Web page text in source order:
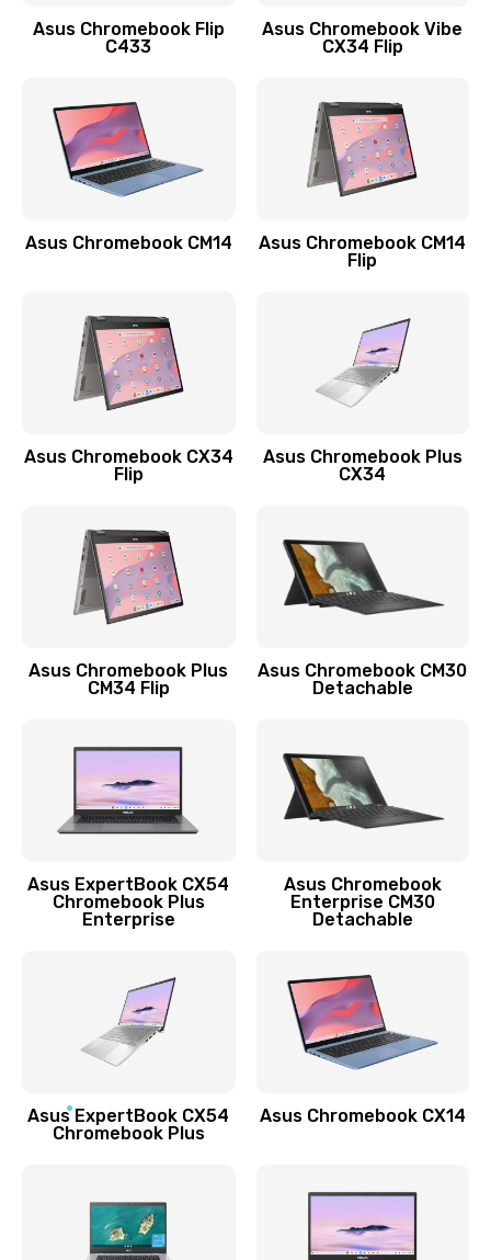
Заказать
Замена разъема зарядки (питания)
390 руб.
Замена разъёма наушников (гарнитуры)
Замена кнопок громкости
Защита гидрогелевой пленкой
Замена аккумулятора
890 руб.
Заказать
890 руб.
Замена стекла
Asus Chromebook Flip
C433
Asus Chromebook Vibe
CX34 Flip
Asus Chromebook CM14
Asus Chromebook CM14
Flip
Asus Chromebook CX34
Flip
Asus Chromebook Plus
CX34
Asus Chromebook Plus
CM34 Flip
Asus Chromebook CM30
Detachable
Asus ExpertBook CX54
Chromebook Plus
Enterprise
Asus Chromebook
Enterprise CM30
Detachable
Asus ExpertBook CX54
Chromebook Plus
Asus Chromebook CX14